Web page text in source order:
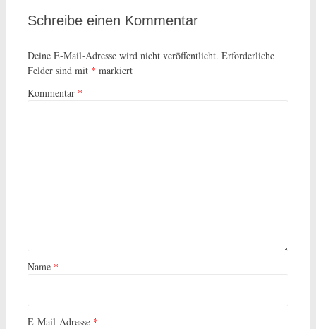
Schreibe einen Kommentar
Deine E-Mail-Adresse wird nicht veröffentlicht. Erforderliche
Felder sind mit * markiert
Kommentar *
Name *
E-Mail-Adresse *